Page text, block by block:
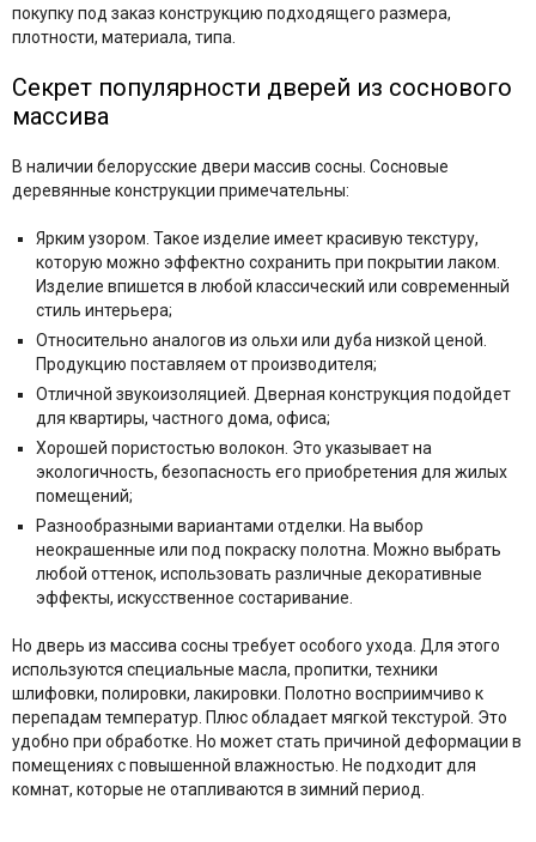
покупку под заказ конструкцию подходящего размера,
плотности, материала, типа.
Секрет популярности дверей из соснового
массива
В наличии белорусские двери массив сосны. Сосновые
деревянные конструкции примечательны:
Ярким узором. Такое изделие имеет красивую текстуру,
которую можно эффектно сохранить при покрытии лаком.
Изделие впишется в любой классический или современный
стиль интерьера;
Относительно аналогов из ольхи или дуба низкой ценой.
Продукцию поставляем от производителя;
Отличной звукоизоляцией. Дверная конструкция подойдет
для квартиры, частного дома, офиса;
Хорошей пористостью волокон. Это указывает на
экологичность, безопасность его приобретения для жилых
помещений;
Разнообразными вариантами отделки. На выбор
неокрашенные или под покраску полотна. Можно выбрать
любой оттенок, использовать различные декоративные
эффекты, искусственное состаривание.
Но дверь из массива сосны требует особого ухода. Для этого
используются специальные масла, пропитки, техники
шлифовки, полировки, лакировки. Полотно восприимчиво к
перепадам температур. Плюс обладает мягкой текстурой. Это
удобно при обработке. Но может стать причиной деформации в
помещениях с повышенной влажностью. Не подходит для
комнат, которые не отапливаются в зимний период.